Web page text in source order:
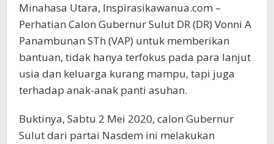
Minahasa Utara, Inspirasikawanua.com –
Perhatian Calon Gubernur Sulut DR (DR) Vonni A
Panambunan STh (VAP) untuk memberikan
bantuan, tidak hanya terfokus pada para lanjut
usia dan keluarga kurang mampu, tapi juga
terhadap anak-anak panti asuhan.
Buktinya, Sabtu 2 Mei 2020, calon Gubernur
Sulut dari partai Nasdem ini melakukan